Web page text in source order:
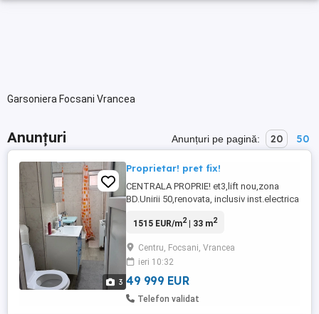
Garsoniera Focsani Vrancea
Anunțuri Anunțuri pe pagină: 20 50
3
Proprietar! pret fix!
CENTRALA PROPRIE! et3,lift nou,zona
BD.Unirii 50,renovata, inclusiv inst.electrica
1515 EUR/m2| 33 m2
Centru, Focsani, Vrancea
ieri 10:32
49 999 EUR
Telefon validat